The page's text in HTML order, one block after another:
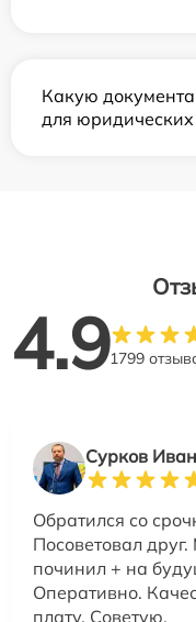
Какую
для юридических
4.91799
Сурков Иван
Обратился со
Посоветовал
починил + на
Оперативно.
плату. Советую.